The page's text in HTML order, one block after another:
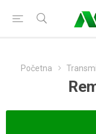
Početna